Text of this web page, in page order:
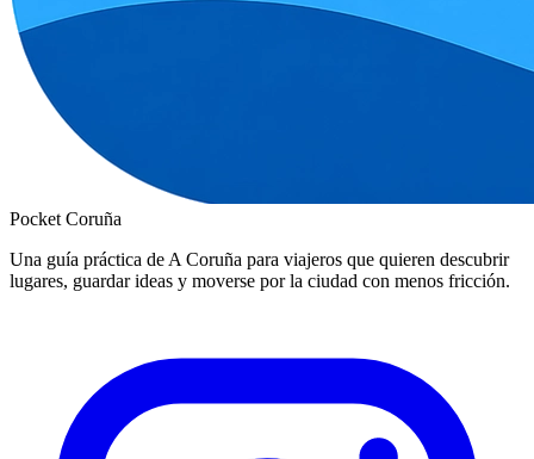
Pocket Coruña
Una guía práctica de A Coruña para viajeros que quieren descubrir
lugares, guardar ideas y moverse por la ciudad con menos fricción.